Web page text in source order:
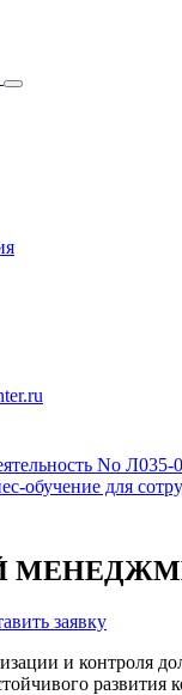
No
обучение для
заявку
и контроля
развития